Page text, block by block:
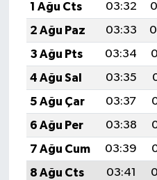
1 Ağu Cts
03:32
2 Ağu Paz
03:33
3 Ağu Pts
03:34
4 Ağu Sal
03:35
5 Ağu Çar
03:37
6 Ağu Per
03:38
7 Ağu Cum
03:39
8 Ağu Cts
03:41